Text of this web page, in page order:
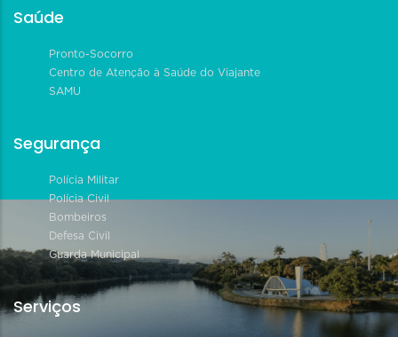
Saúde
Pronto-Socorro
Centro de Atenção à Saúde do Viajante
SAMU
Segurança
Polícia Militar
Polícia Civil
Bombeiros
Defesa Civil
Guarda Municipal
Serviços